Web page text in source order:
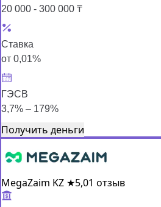
20 000 - 300 000 ₸
Ставка
от 0,01%
ГЭСВ
3,7% – 179%
Получить деньги
MegaZaim KZ ★5,01 отзыв